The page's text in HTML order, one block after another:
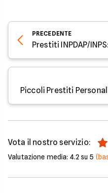
prestito è garantito da
venderlo per recuperare
gravi si possono avviare
pignoramenti, con
PRECEDENTE
Vota il nostro servizio:
Valutazione media: 4.2 su 5